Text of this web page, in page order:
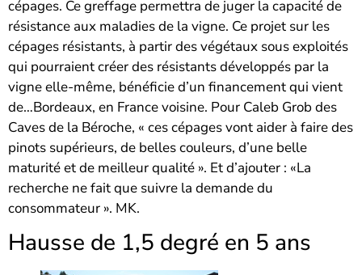
cépages. Ce greffage permettra de juger la capacité de
résistance aux maladies de la vigne. Ce projet sur les
cépages résistants, à partir des végétaux sous exploités
qui pourraient créer des résistants développés par la
vigne elle-même, bénéficie d’un financement qui vient
de…Bordeaux, en France voisine. Pour Caleb Grob des
Caves de la Béroche, « ces cépages vont aider à faire des
pinots supérieurs, de belles couleurs, d’une belle
maturité et de meilleur qualité ». Et d’ajouter : «La
recherche ne fait que suivre la demande du
consommateur ». MK.
Hausse de 1,5 degré en 5 ans